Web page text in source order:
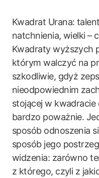
Kwadrat Urana:
natchnienia, wielki –
Kwadraty wyższych
którym walczyć na
szkodliwie, gdyż
nieodpowiednim
stojącej w kwadracie
bardzo poważnie.
sposób odnoszenia
sposób jego
widzenia: zarówno
z którego, czyli z